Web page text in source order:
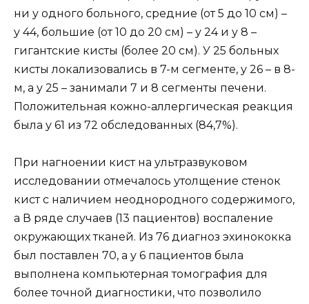
ни у одного больного, средние (от 5 до 10 см) –
у 44, большие (от 10 до 20 см) – у 24 и у 8 –
гигантские кисты (более 20 см). У 25 больных
кисты локализовались в 7-м сегменте, у 26 – в 8-
м, а у 25 – занимали 7 и 8 сегменты печени.
Положительная кожно-аллергическая реакция
была у 61 из 72 обследованных (84,7%).
При нагноении кист на ультразвуковом
исследовании отмечалось утолщение стенок
кист с наличием неоднородного содержимого,
а В ряде случаев (13 пациентов) воспаление
окружающих тканей. Из 76 диагноз эхинококка
был поставлен 70, а у 6 пациентов была
выполнена компьютерная томография для
более точной диагностики, что позволило